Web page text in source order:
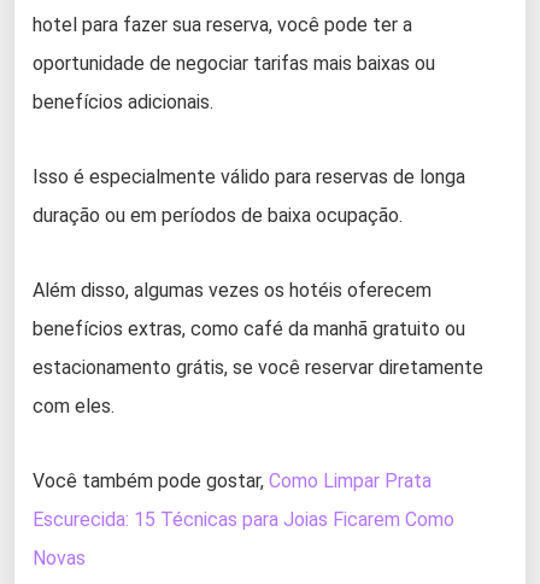
hotel para fazer sua reserva, você pode ter a
oportunidade de negociar tarifas mais baixas ou
benefícios adicionais.
Isso é especialmente válido para reservas de longa
duração ou em períodos de baixa ocupação.
Além disso, algumas vezes os hotéis oferecem
benefícios extras, como café da manhã gratuito ou
estacionamento grátis, se você reservar diretamente
com eles.
Você também pode gostar, Como Limpar Prata
Escurecida: 15 Técnicas para Joias Ficarem Como
Novas